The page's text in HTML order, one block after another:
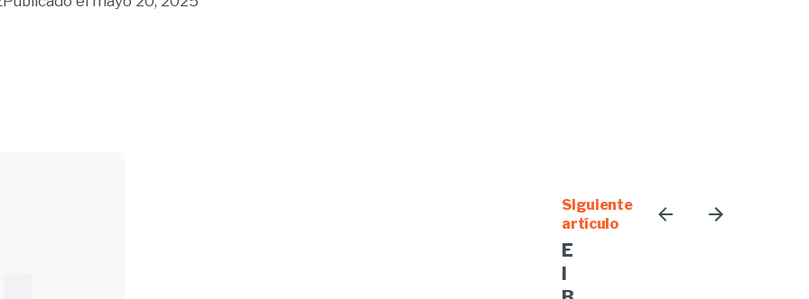
Siguiente
artículo
E